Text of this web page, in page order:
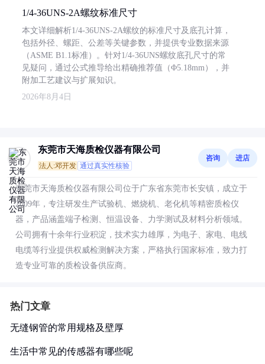
1/4-36UNS-2A螺纹标准尺寸
本文详细解析1/4-36UNS-2A螺纹的标准尺寸及底孔计算，
包括外径、螺距、公差等关键参数，并提供专业数据来源
（ASME B1.1标准）。针对1/4-36UNS螺纹底孔尺寸的常
见疑问，通过公式推导给出精确推荐值（Φ5.18mm），并
附加工艺建议与扩展知识。
2026年8月4日
东莞市天海质检仪器有限公司
法人:邓开发 通过真实性核验
咨询 进店
东莞市天海质检仪器有限公司位于广东省东莞市长安镇，成立于
2009年，专注研发生产试验机、燃烧机、老化机等精密质检仪
器，产品涵盖端子检测、恒温设备、力学测试及材料分析领域。
公司拥有十余年行业积淀，技术实力雄厚，为电子、家电、电线
电缆等行业提供权威检测解决方案，严格执行国家标准，致力打
造专业可靠的质检设备供应商。
热门文章
无缝钢管的常用规格及壁厚
生活中常见的传感器有哪些呢